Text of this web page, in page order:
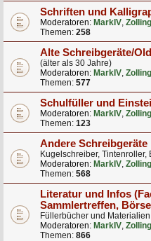
Schriften und
Moderatoren: MarkIV,
Themen: 258
Alte Schreibgeräte/
(älter als 30 Jahre)
Moderatoren: MarkIV,
Themen: 577
Schulfüller und
Moderatoren: MarkIV,
Themen: 123
Andere Schreibgeräte
Kugelschreiber, Tintenroller,
Moderatoren: MarkIV,
Themen: 568
Literatur und Infos
Sammlertreffen,
Füllerbücher und
Moderatoren: MarkIV,
Themen: 866